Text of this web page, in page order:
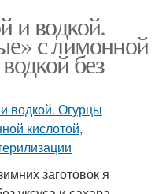
и водкой.
с лимонной
без
заготовок я